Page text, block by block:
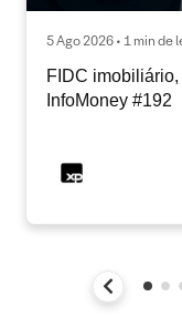
5 Ago 2026 • 1 min de
FIDC
InfoMoney #192